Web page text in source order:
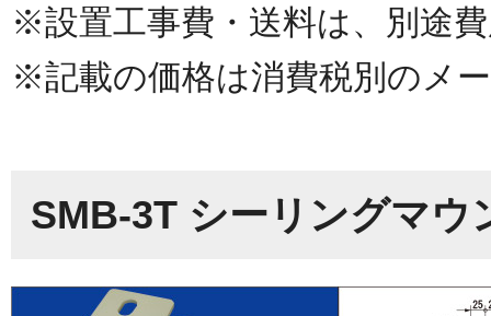
※設置工事費・送料は、別途
※記載の価格は消費税別のメ
SMB-3T シーリングマウ